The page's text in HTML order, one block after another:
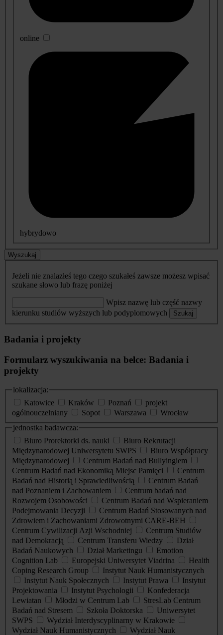
online
hybrydowo
Wyszukaj
Jeżeli nie znalazłeś tego czego szukałeś zawsze możesz wpisać
szukane słowo lub frazę poniżej
Wpisz nazwę lub część nazwy
kierunku studiów wyższych lub podyplomowych
Szukaj
Badania i projekty
Formularz wyszukiwania na belce: Badania i
projekty
lokalizacja:
Katowice
Kraków Poznań
projekt
ogólnouczelniany
Sopot Warszawa
Wrocław
jednostka badawcza:
Biuro Prorektorki ds. nauki
Biuro Rekrutacji
Międzynarodowej Uniwersytetu SWPS
Biuro Współpracy
Międzynarodowej
Centrum Badań nad Bullyingiem
Centrum Badań nad Ekonomiką Miejsc Pamięci
Centrum
Badań nad Historią i Sprawiedliwością
Centrum Badań
nad Poznaniem i Zachowaniem
Centrum badań nad
Rozwojem Osobowości
Centrum Badań nad Wspieraniem
Podejmowania Decyzji
Centrum Badań Stosowanych nad
Zdrowiem i Zachowaniami Zdrowotnymi CARE-BEH
Centrum Cywilizacji Azji Wschodniej
Centrum Studiów
nad Demokracją
Centrum Transferu Wiedzy
Dział
Badań Naukowych
Dział Marketingu
Emotion
Cognition Lab
Europejski Uniwersytet Viadrina
Health
Coping Research Group
Instytut Nauk Humanistycznych
Instytut Nauk Społecznych
Instytut Prawa
Instytut
Projektowania
Instytut Psychologii
Konfederacja
Lewiatan
Młodzi w Centrum Lab
StresLab Centrum
Badań nad Stresem
Szkoła Doktorska
Uniwersytet
SWPS
Wydział Interdyscyplinarny w Krakowie
Wydział Nauk Humanistycznych
Wydział Nauk